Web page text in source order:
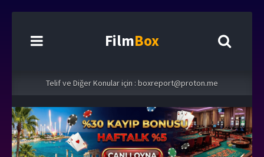
FilmBox
Telif ve Diğer Konular için : boxreport@proton.me